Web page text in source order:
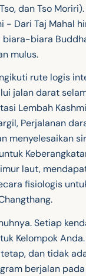
dan Tso
- Dari Taj Mahal
biara-biara
mulus.
rute logis
jalan darat
Lembah
Perjalanan
menyelesaikan
laut,
fisiologis
Setiap
Kelompok
dan tidak
berjalan